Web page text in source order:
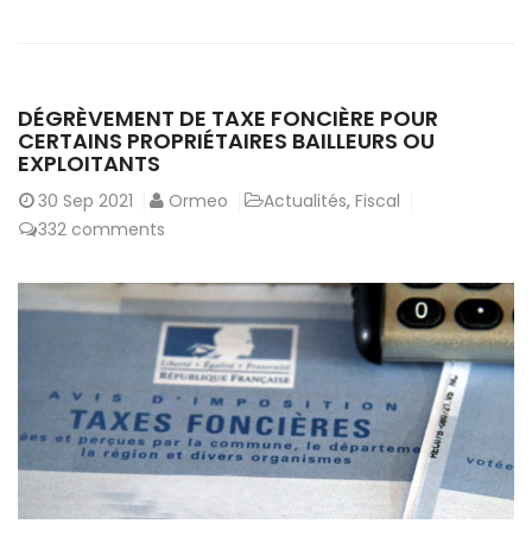
DÉGRÈVEMENT DE TAXE FONCIÈRE POUR
CERTAINS PROPRIÉTAIRES BAILLEURS OU
EXPLOITANTS
30 Sep 2021 Ormeo Actualités, Fiscal
332 comments